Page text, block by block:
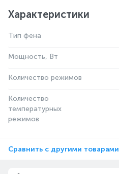
Характеристики
Тип фена
Мощность, Вт
Количество режимов
Количество
температурных
режимов
Сравнить с другими товарами